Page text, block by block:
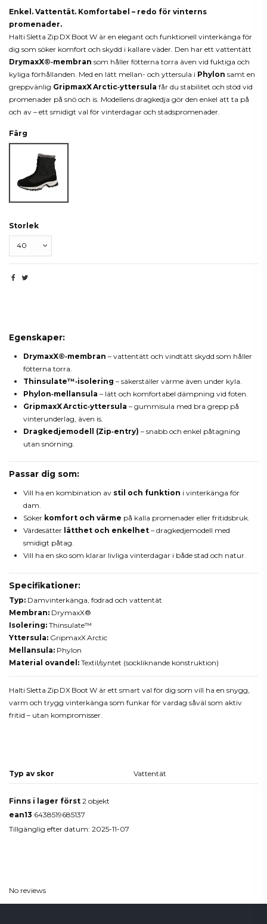
Enkel. Vattentät. Komfortabel – redo för vinterns
promenader.
Halti Sletta Zip DX Boot W är en elegant och funktionell vinterkänga för
dig som söker komfort och skydd i kallare väder. Den har ett vattentätt
DrymaxX®‑membran som håller fötterna torra även vid fuktiga och
kyliga förhållanden. Med en lätt mellan­- och yttersula i Phylon samt en
greppvänlig GripmaxX Arctic‑yttersula får du stabilitet och stöd vid
promenader på snö och is. Modellens dragkedja gör den enkel att ta på
och av – ett smidigt val för vinterdagar och stadspromenader.
Färg
Storlek
Egenskaper:
DrymaxX®‑membran – vattentätt och vindtätt skydd som håller
fötterna torra.
Thinsulate™‑isolering – säkerställer värme även under kyla.
Phylon‑mellansula – lätt och komfortabel dämpning vid foten.
GripmaxX Arctic‑yttersula – gummi­sula med bra grepp på
vinterunderlag, även is.
Dragkedjemodell (Zip‑entry) – snabb och enkel påtagning
utan snörning.
Passar dig som:
Vill ha en kombination av stil och funktion i vinterkänga för
dam.
Söker komfort och värme på kalla promenader eller fritidsbruk.
Värdesätter lätthet och enkelhet – dragkedjemodell med
smidigt påtag.
Vill ha en sko som klarar livliga vinterdagar i både stad och natur.
Specifikationer:
Typ: Damvinterkänga, fodrad och vattentät
Membran: DrymaxX®
Isolering: Thinsulate™
Yttersula: GripmaxX Arctic
Mellansula: Phylon
Material ovandel: Textil/syntet (sockliknande konstruktion)
Halti Sletta Zip DX Boot W är ett smart val för dig som vill ha en snygg,
varm och trygg vinterkänga som funkar för vardag såväl som aktiv
fritid – utan kompromisser.
Typ av skor Vattentät
Finns i lager först 2 objekt
ean13 6438519685137
Tillgänglig efter datum: 2025-11-07
No reviews